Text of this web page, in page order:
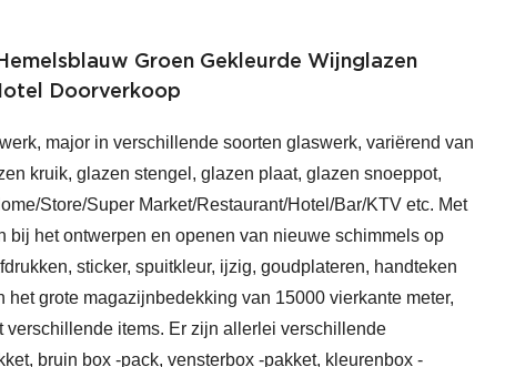
Groen Gekleurde Wijnglazen
Doorverkoop
major in verschillende soorten glaswerk, variërend van
kruik, glazen stengel, glazen plaat, glazen snoeppot,
Store/Super Market/Restaurant/Hotel/Bar/KTV etc. Met
bij het ontwerpen en openen van nieuwe schimmels op
sticker, spuitkleur, ijzig, goudplateren, handteken
grote magazijnbedekking van 15000 vierkante meter,
verschillende items. Er zijn allerlei verschillende
bruin box -pack, vensterbox -pakket, kleurenbox -